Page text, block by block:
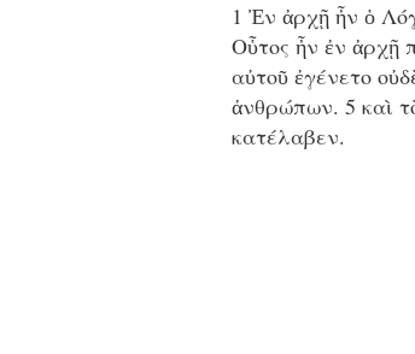
1 Ἐν ἀρχῇ ἦν ὁ
Οὗτος ἦν ἐν ἀρχῇ
αὐτοῦ ἐγένετο
ἀνθρώπων. 5 καὶ
κατέλαβεν.